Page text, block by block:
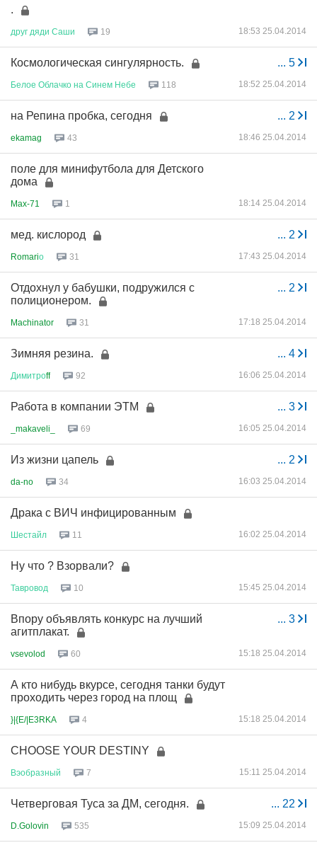
.
друг дяди Саши 19 18:53 25.04.2014
... 5
Космологическая сингулярность.
Белое Облачко на Синем Небе 118 18:52 25.04.2014
... 2
на Репина пробка, сегодня
ekamag 43 18:46 25.04.2014
поле для минифутбола для Детского
дома
Max-71 1 18:14 25.04.2014
... 2
мед. кислород
Romariо 31 17:43 25.04.2014
... 2
Отдохнул у бабушки, подружился с
полиционером.
Machinator 31 17:18 25.04.2014
... 4
Зимняя резина.
Димитроff 92 16:06 25.04.2014
... 3
Работа в компании ЭТМ
_makaveli_ 69 16:05 25.04.2014
... 2
Из жизни цапель
da-no 34 16:03 25.04.2014
Драка с ВИЧ инфицированным
Шестайл 11 16:02 25.04.2014
Ну что ? Взорвали?
Тавровод 10 15:45 25.04.2014
... 3
Впору объявлять конкурс на лучший
агитплакат.
vsevolod 60 15:18 25.04.2014
А кто нибудь вкурсе, сегодня танки будут
проходить через город на площ
}|{E/|E3RKA 4 15:18 25.04.2014
CHOOSE YOUR DESTINY
Вэобразный 7 15:11 25.04.2014
... 22
Четверговая Туса за ДМ, сегодня.
D.Golovin 535 15:09 25.04.2014